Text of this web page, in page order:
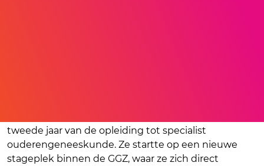
tweede jaar van de opleiding tot specialist
ouderengeneeskunde. Ze startte op een nieuwe
stageplek binnen de GGZ, waar ze zich direct